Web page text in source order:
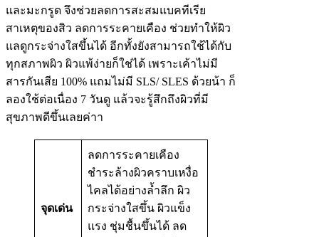
และมะกรูด จึงช่วยลดการสะสมแบคทีเรีย
สาเหตุของสิว ลดการระคายเคือง ช่วยทำให้ผิว
แลดูกระจ่างใสขึ้นได้ อีกทั้งยังสามารถใช้ได้กับ
ทุกสภาพผิว ผิวแพ้ง่ายก็ใช่ได้ เพราะเค้าไม่มี
สารกันเสีย 100% แถมไม่มี SLS/ SLES ด้วยน้า ก็
ลองใช้ต่อเนื่อง 7 วันดู แล้วจะรู้สึกถึงผิวที่มี
สุขภาพดีขึ้นเลยค่าา
จุดเด่น
ลดการระคายเคือง
ชำระล้างผิวคราบเหงื่อ
ไคลได้อย่างล้ำลึก ผิว
กระจ่างใสขึ้น ผิวแข็ง
แรง ชุ่มชื้นขึ้นได้ ลด